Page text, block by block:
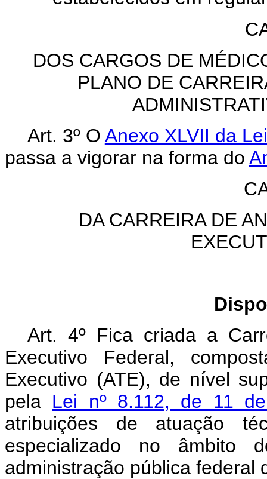
DOS CARGOS DE
PLANO DE
Art. 3º O Anexo XLVII da
passa a vigorar na forma do
DA CARREIRA DE
Art. 4º Fica criada a
Executivo Federal,
Executivo (ATE), de nível
pela Lei nº 8.112, de 11
atribuições de atuação
especializado no âmbito
administração pública federal